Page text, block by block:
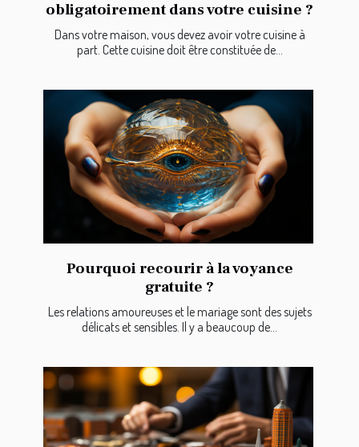
obligatoirement dans votre cuisine ?
Dans votre maison, vous devez avoir votre cuisine à
part. Cette cuisine doit être constituée de...
Pourquoi recourir à la voyance
gratuite ?
Les relations amoureuses et le mariage sont des sujets
délicats et sensibles. Il y a beaucoup de...